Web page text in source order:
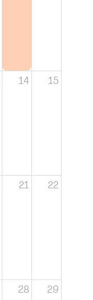
14 15
21 22
28 29